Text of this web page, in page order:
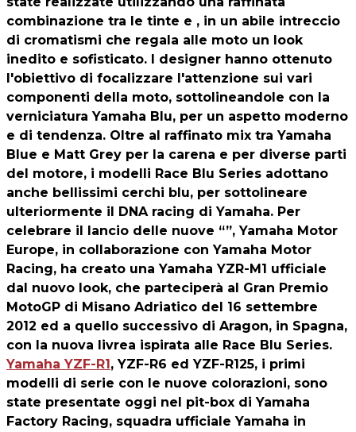
combinazione tra le tinte e , in un abile intreccio
di cromatismi che regala alle moto un look
inedito e sofisticato. I designer hanno ottenuto
l'obiettivo di focalizzare l'attenzione sui vari
componenti della moto, sottolineandole con la
verniciatura Yamaha Blu, per un aspetto moderno
e di tendenza. Oltre al raffinato mix tra Yamaha
Blue e Matt Grey per la carena e per diverse parti
del motore, i modelli Race Blu Series adottano
anche bellissimi cerchi blu, per sottolineare
ulteriormente il DNA racing di Yamaha. Per
celebrare il lancio delle nuove “”, Yamaha Motor
Europe, in collaborazione con Yamaha Motor
Racing, ha creato una Yamaha YZR-M1 ufficiale
dal nuovo look, che parteciperà al Gran Premio
MotoGP di Misano Adriatico del 16 settembre
2012 ed a quello successivo di Aragon, in Spagna,
con la nuova livrea ispirata alle Race Blu Series.
Yamaha YZF-R1 , YZF-R6 ed YZF-R125, i primi
modelli di serie con le nuove colorazioni, sono
state presentate oggi nel pit-box di Yamaha
Factory Racing, squadra ufficiale Yamaha in